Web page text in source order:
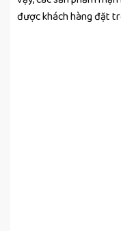
được khách hàng đặt